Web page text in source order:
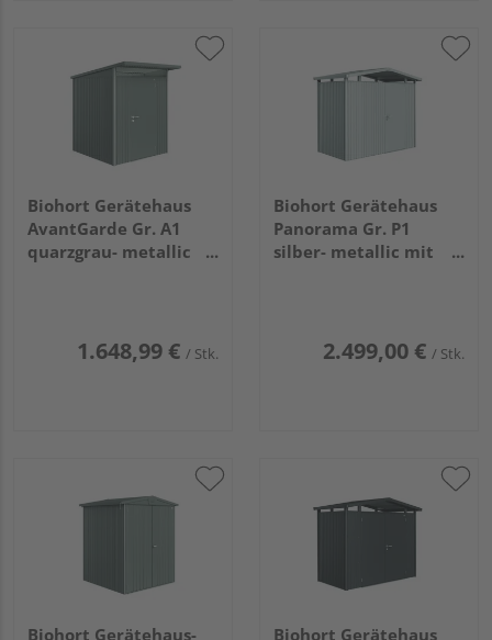
Biohort Gerätehaus
AvantGarde Gr. A1
quarzgrau- metallic
1.648,99 € / Stk.
Biohort Gerätehaus
Panorama Gr. P1
silber- metallic mit
2.499,00 € / Stk.
Biohort Gerätehaus-
Biohort Gerätehaus